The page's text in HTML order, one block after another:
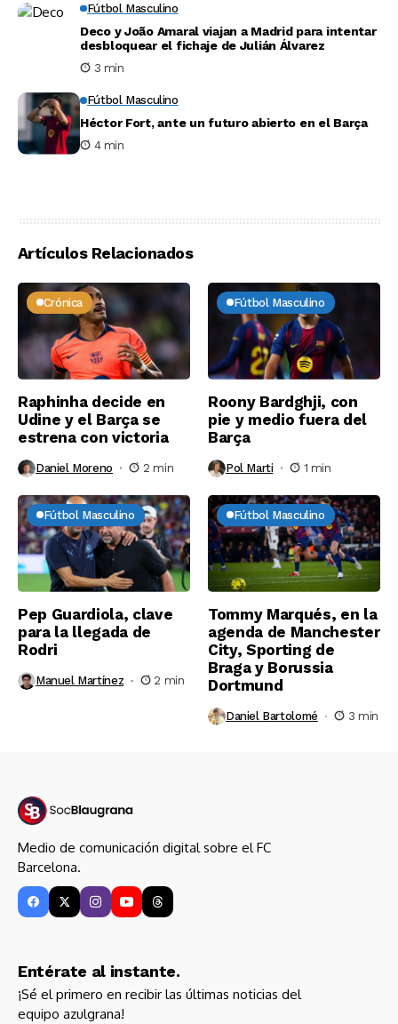
Fútbol Masculino
Deco y João Amaral viajan a Madrid para intentar
desbloquear el fichaje de Julián Álvarez
3 min
Fútbol Masculino
Héctor Fort, ante un futuro abierto en el Barça
4 min
Artículos Relacionados
Crónica
Raphinha decide en
Udine y el Barça se
estrena con victoria
Daniel Moreno 2 min
Fútbol Masculino
Roony Bardghji, con
pie y medio fuera del
Barça
Pol Marti 1 min
Fútbol Masculino
Pep Guardiola, clave
para la llegada de
Rodri
Manuel Martínez 2 min
Fútbol Masculino
Tommy Marqués, en la
agenda de Manchester
City, Sporting de
Braga y Borussia
Dortmund
Daniel Bartolomé 3 min
Medio de comunicación digital sobre el FC
Barcelona.
Entérate al instante.
¡Sé el primero en recibir las últimas noticias del
equipo azulgrana!